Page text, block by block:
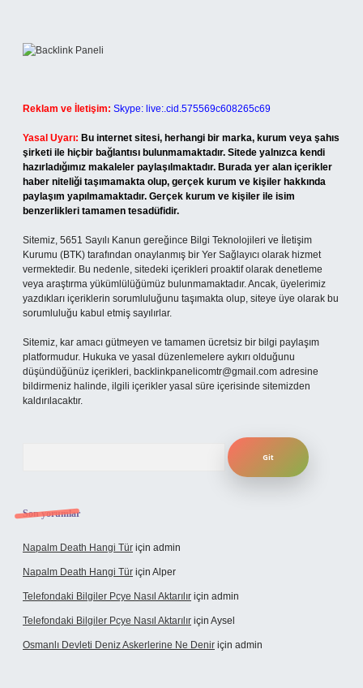
Reklam ve İletişim: Skype: live:.cid.575569c608265c69
Yasal Uyarı: Bu internet sitesi, herhangi bir marka, kurum veya şahıs
şirketi ile hiçbir bağlantısı bulunmamaktadır. Sitede yalnızca kendi
hazırladığımız makaleler paylaşılmaktadır. Burada yer alan içerikler
haber niteliği taşımamakta olup, gerçek kurum ve kişiler hakkında
paylaşım yapılmamaktadır. Gerçek kurum ve kişiler ile isim
benzerlikleri tamamen tesadüfidir.
Sitemiz, 5651 Sayılı Kanun gereğince Bilgi Teknolojileri ve İletişim
Kurumu (BTK) tarafından onaylanmış bir Yer Sağlayıcı olarak hizmet
vermektedir. Bu nedenle, sitedeki içerikleri proaktif olarak denetleme
veya araştırma yükümlülüğümüz bulunmamaktadır. Ancak, üyelerimiz
yazdıkları içeriklerin sorumluluğunu taşımakta olup, siteye üye olarak bu
sorumluluğu kabul etmiş sayılırlar.
Sitemiz, kar amacı gütmeyen ve tamamen ücretsiz bir bilgi paylaşım
platformudur. Hukuka ve yasal düzenlemelere aykırı olduğunu
düşündüğünüz içerikleri, backlinkpanelicomtr@gmail.com adresine
bildirmeniz halinde, ilgili içerikler yasal süre içerisinde sitemizden
kaldırılacaktır.
Son yorumlar
Napalm Death Hangi Tür için admin
Napalm Death Hangi Tür için Alper
Telefondaki Bilgiler Pcye Nasıl Aktarılır için admin
Telefondaki Bilgiler Pcye Nasıl Aktarılır için Aysel
Osmanlı Devleti Deniz Askerlerine Ne Denir için admin